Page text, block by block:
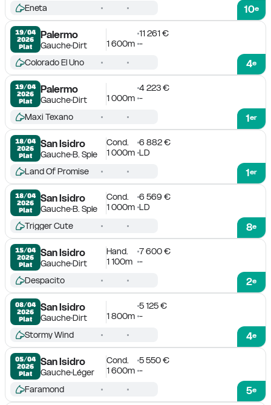
10e
Eneta
19/04
2026
Plat
Palermo
GaucheDirt
11 261 €
1 600m -
4e
Colorado El Uno
19/04
2026
Plat
Palermo
GaucheDirt
4 223 €
1 000m -
1er
Maxi Texano
18/04
2026
Plat
San Isidro
GaucheB. Sple
Cond.
6 882 €
1 000m LD
1er
Land Of Promise
18/04
2026
Plat
San Isidro
GaucheB. Sple
Cond.
6 569 €
1 000m LD
8e
Trigger Cute
15/04
2026
Plat
San Isidro
GaucheDirt
Hand.
7 600 €
1 100m
-
2e
Despacito
08/04
2026
Plat
San Isidro
GaucheDirt
5 125 €
1 800m -
4e
Stormy Wind
05/04
2026
Plat
San Isidro
GaucheLéger
Cond.
5 550 €
1 600m -
5e
Faramond